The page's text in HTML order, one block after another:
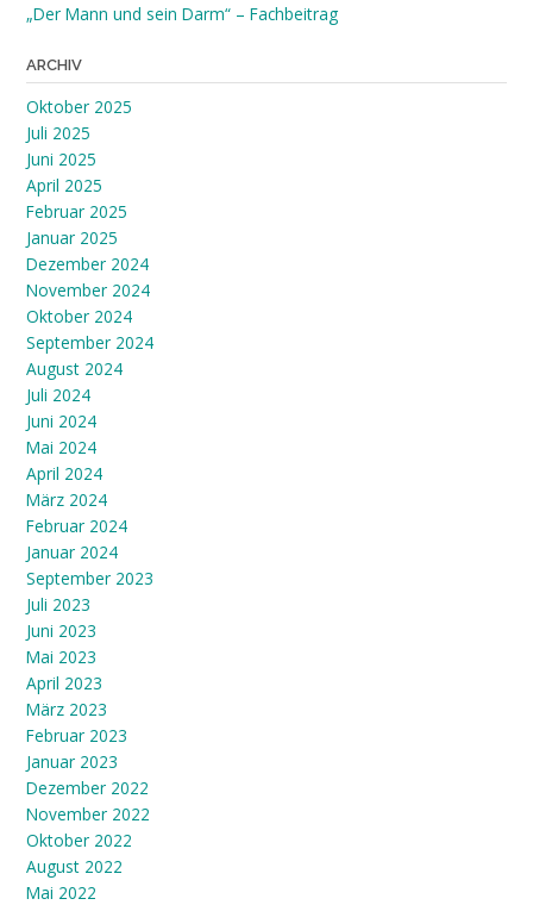
„Der Mann und sein Darm“ – Fachbeitrag
ARCHIV
Oktober 2025
Juli 2025
Juni 2025
April 2025
Februar 2025
Januar 2025
Dezember 2024
November 2024
Oktober 2024
September 2024
August 2024
Juli 2024
Juni 2024
Mai 2024
April 2024
März 2024
Februar 2024
Januar 2024
September 2023
Juli 2023
Juni 2023
Mai 2023
April 2023
März 2023
Februar 2023
Januar 2023
Dezember 2022
November 2022
Oktober 2022
August 2022
Mai 2022